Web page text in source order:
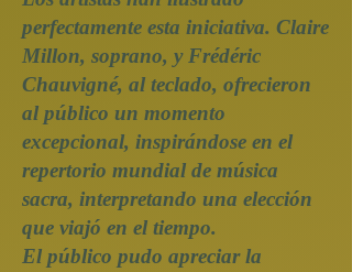
perfectamente esta iniciativa. Claire
Millon, soprano, y Frédéric
Chauvigné, al teclado, ofrecieron
al público un momento
excepcional, inspirándose en el
repertorio mundial de música
sacra, interpretando una elección
que viajó en el tiempo.
El público pudo apreciar la